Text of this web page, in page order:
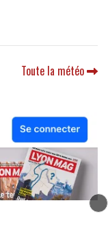
Toute la météo